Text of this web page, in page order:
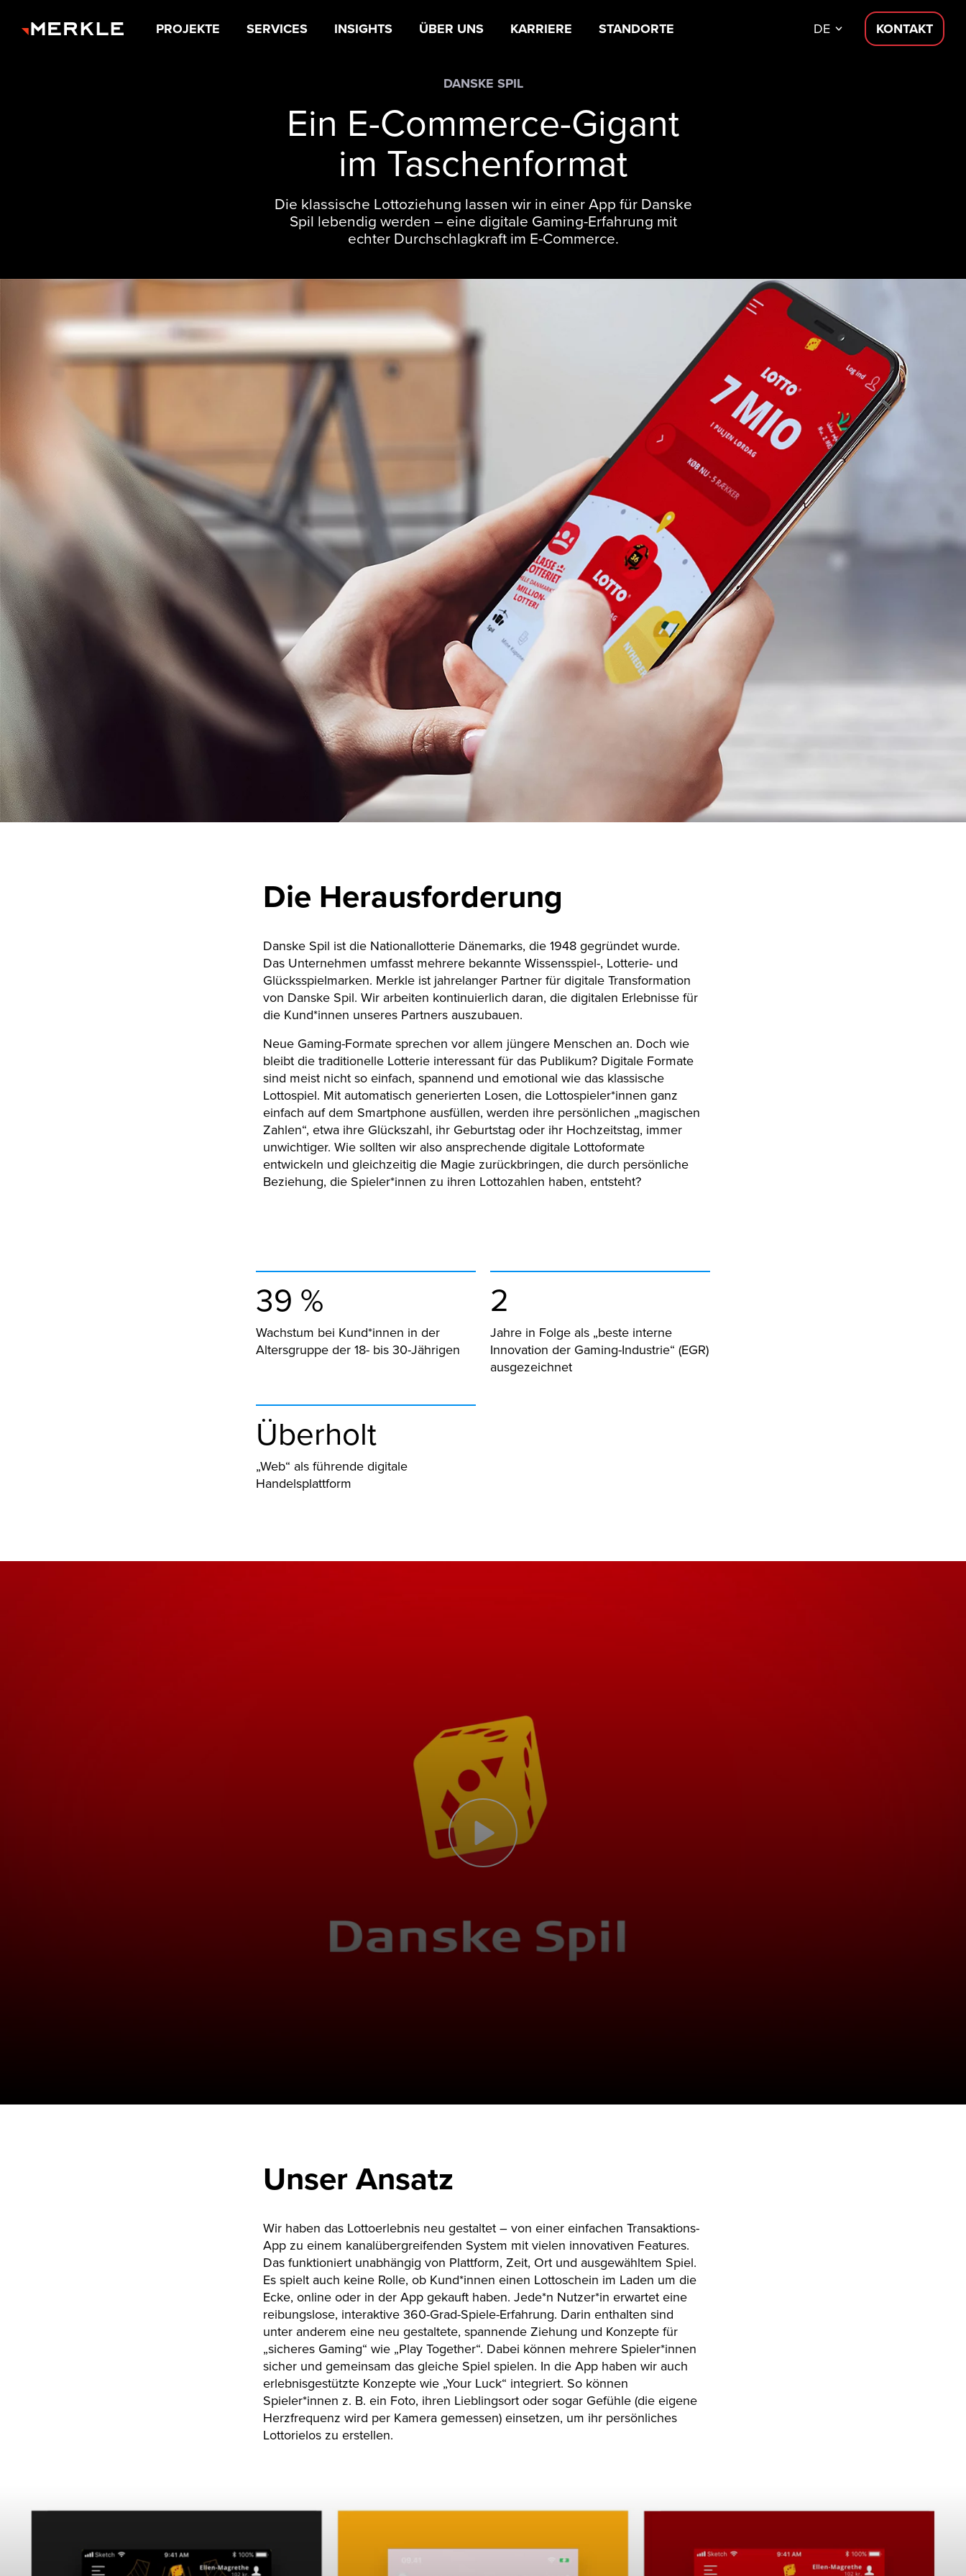
PROJEKTE SERVICES INSIGHTS ÜBER UNS KARRIERE STANDORTE DE KONTAKT
DANSKE SPIL
Ein E-Commerce-Gigant
im Taschenformat
Die klassische Lottoziehung lassen wir in einer App für Danske
Spil lebendig werden – eine digitale Gaming-Erfahrung mit
echter Durchschlagkraft im E-Commerce.
Die Herausforderung
Danske Spil ist die Nationallotterie Dänemarks, die 1948 gegründet wurde.
Das Unternehmen umfasst mehrere bekannte Wissensspiel-, Lotterie- und
Glücksspielmarken. Merkle ist jahrelanger Partner für digitale Transformation
von Danske Spil. Wir arbeiten kontinuierlich daran, die digitalen Erlebnisse für
die Kund*innen unseres Partners auszubauen.
Neue Gaming-Formate sprechen vor allem jüngere Menschen an. Doch wie
bleibt die traditionelle Lotterie interessant für das Publikum? Digitale Formate
sind meist nicht so einfach, spannend und emotional wie das klassische
Lottospiel. Mit automatisch generierten Losen, die Lottospieler*innen ganz
einfach auf dem Smartphone ausfüllen, werden ihre persönlichen „magischen
Zahlen“, etwa ihre Glückszahl, ihr Geburtstag oder ihr Hochzeitstag, immer
unwichtiger. Wie sollten wir also ansprechende digitale Lottoformate
entwickeln und gleichzeitig die Magie zurückbringen, die durch persönliche
Beziehung, die Spieler*innen zu ihren Lottozahlen haben, entsteht?
39 %
Wachstum bei Kund*innen in der
Altersgruppe der 18- bis 30-Jährigen
2
Jahre in Folge als „beste interne
Innovation der Gaming-Industrie“ (EGR)
ausgezeichnet
Überholt
„Web“ als führende digitale
Handelsplattform
Unser Ansatz
Wir haben das Lottoerlebnis neu gestaltet – von einer einfachen Transaktions-
App zu einem kanalübergreifenden System mit vielen innovativen Features.
Das funktioniert unabhängig von Plattform, Zeit, Ort und ausgewähltem Spiel.
Es spielt auch keine Rolle, ob Kund*innen einen Lottoschein im Laden um die
Ecke, online oder in der App gekauft haben. Jede*n Nutzer*in erwartet eine
reibungslose, interaktive 360-Grad-Spiele-Erfahrung. Darin enthalten sind
unter anderem eine neu gestaltete, spannende Ziehung und Konzepte für
„sicheres Gaming“ wie „Play Together“. Dabei können mehrere Spieler*innen
sicher und gemeinsam das gleiche Spiel spielen. In die App haben wir auch
erlebnisgestützte Konzepte wie „Your Luck“ integriert. So können
Spieler*innen z. B. ein Foto, ihren Lieblingsort oder sogar Gefühle (die eigene
Herzfrequenz wird per Kamera gemessen) einsetzen, um ihr persönliches
Lottorielos zu erstellen.